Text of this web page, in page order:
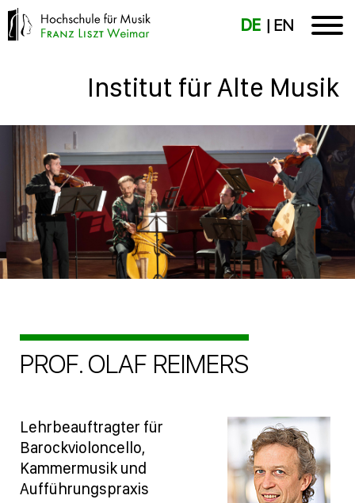
DE EN
Institut für Alte Musik
PROF. OLAF REIMERS
Lehrbeauftragter für
Barockvioloncello,
Kammermusik und
Aufführungspraxis